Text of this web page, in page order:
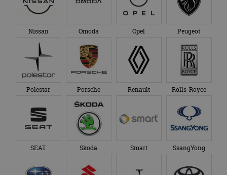
Nissan Omoda Opel Peugeot
Polestar Porsche Renault Rolls-Royce
SEAT Skoda Smart SsangYong